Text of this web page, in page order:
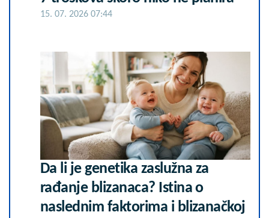
15. 07. 2026 07:44
Da li je genetika zaslužna za
rađanje blizanaca? Istina o
naslednim faktorima i blizanačkoj